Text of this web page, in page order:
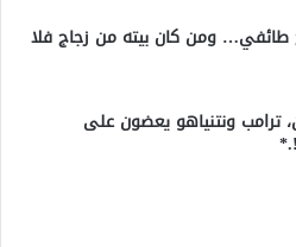
طائفي… ومن كان بيته من زجاج فلا
ونتنياهو يعضون على